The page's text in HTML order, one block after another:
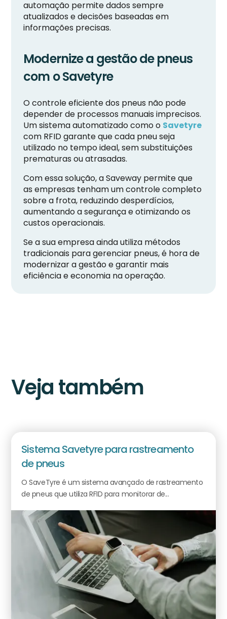
automação permite dados sempre
atualizados e decisões baseadas em
informações precisas.
Modernize a gestão de pneus
com o Savetyre
O controle eficiente dos pneus não pode
depender de processos manuais imprecisos.
Um sistema automatizado como o Savetyre
com RFID garante que cada pneu seja
utilizado no tempo ideal, sem substituições
prematuras ou atrasadas.
Com essa solução, a Saveway permite que
as empresas tenham um controle completo
sobre a frota, reduzindo desperdícios,
aumentando a segurança e otimizando os
custos operacionais.
Se a sua empresa ainda utiliza métodos
tradicionais para gerenciar pneus, é hora de
modernizar a gestão e garantir mais
eficiência e economia na operação.
Veja também
Sistema Savetyre para rastreamento
de pneus
O SaveTyre é um sistema avançado de rastreamento
de pneus que utiliza RFID para monitorar de...